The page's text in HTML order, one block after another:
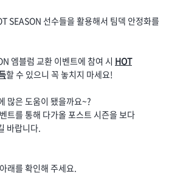
SEASON 선수들을 활용해서 팀덱 안정화를
엠블럼 교환 이벤트에 참여 시 HOT
할 수 있으니 꼭 놓치지 마세요!
많은 도움이 됐을까요~?
트를 통해 다가올 포스트 시즌을 보다
바랍니다.
래를 확인해 주세요.